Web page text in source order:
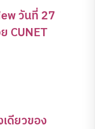
วันที่ 27
CUNET
ดียวของ